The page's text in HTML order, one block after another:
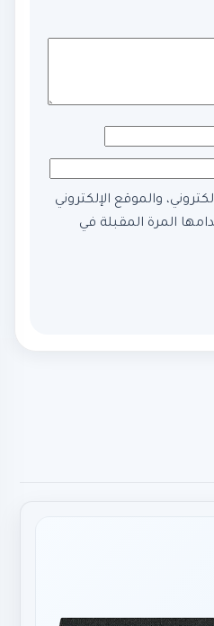
والموقع الإلكتروني
المرة المقبلة في